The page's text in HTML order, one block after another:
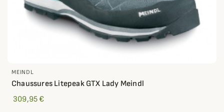
MEINDL
Chaussures Litepeak GTX Lady Meindl
309,95 €